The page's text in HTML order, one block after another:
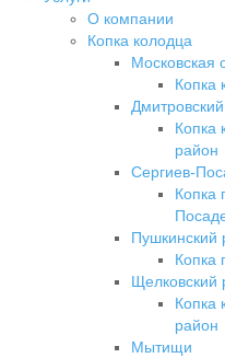
О компании
Копка колодца
Московская
Копка
Копка
район
Сергиев-
Копка
Пушкинский
Копка
Щелковский
Копка
район
Мытищи